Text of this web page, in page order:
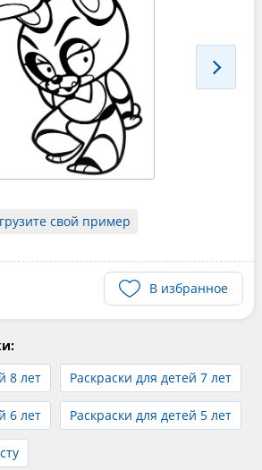
свой пример
В избранное
8 лет
Раскраски для детей 7 лет
6 лет Раскраски для детей 5 лет